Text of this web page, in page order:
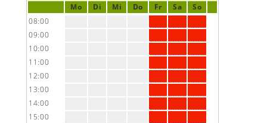
Mo
Di Mi Do Fr Sa
So
08:00
09:00
10:00
11:00
12:00
13:00
14:00
15:00